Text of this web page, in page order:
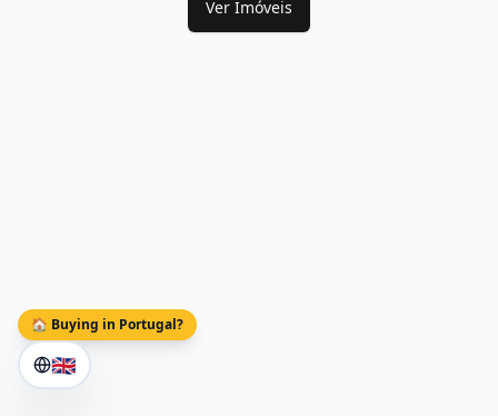
🏠 Buying in Portugal?
🇬🇧
Ver Imóveis